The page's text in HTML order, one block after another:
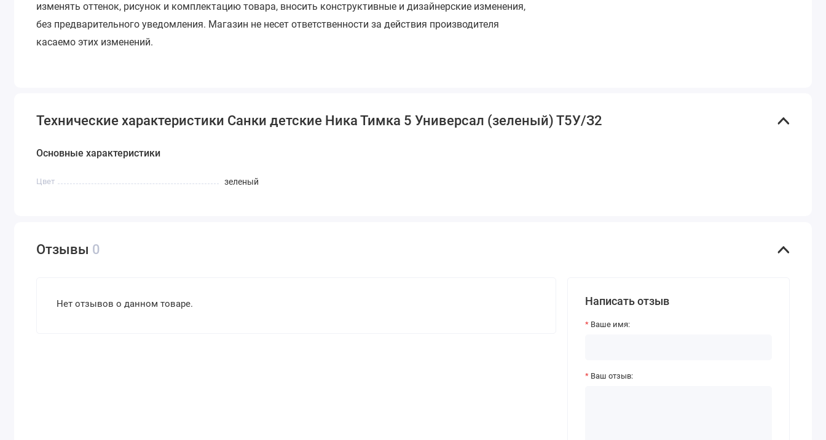
изменять оттенок, рисунок и комплектацию товара, вносить конструктивные и дизайнерские изменения,
без предварительного уведомления. Магазин не несет ответственности за действия производителя
касаемо этих изменений.
Технические характеристики Санки детские Ника Тимка 5 Универсал (зеленый) Т5У/З2
Основные характеристики
Цвет зеленый
Отзывы 0
Нет отзывов о данном товаре. Написать отзыв
Ваше имя:
Ваш отзыв: